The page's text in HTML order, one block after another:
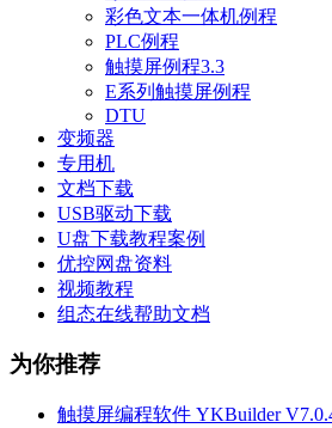
彩色文本一体机例程
PLC例程
触摸屏例程3.3
E系列触摸屏例程
DTU
变频器
专用机
文档下载
USB驱动下载
U盘下载教程案例
优控网盘资料
视频教程
组态在线帮助文档
为你推荐
触摸屏编程软件 YKBuilder